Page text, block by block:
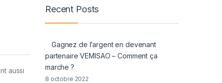
aussi
Recent Posts
Gagnez de l’argent en devenant
partenaire VEMISAO – Comment ça
marche ?
8 octobre 2022